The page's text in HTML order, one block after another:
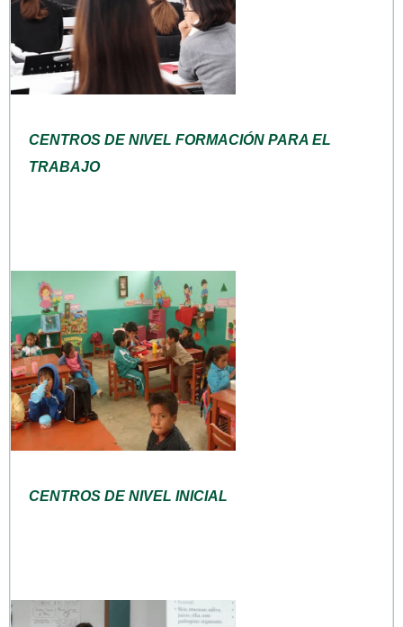
CENTROS DE NIVEL FORMACIÓN PARA EL
TRABAJO
CENTROS DE NIVEL INICIAL